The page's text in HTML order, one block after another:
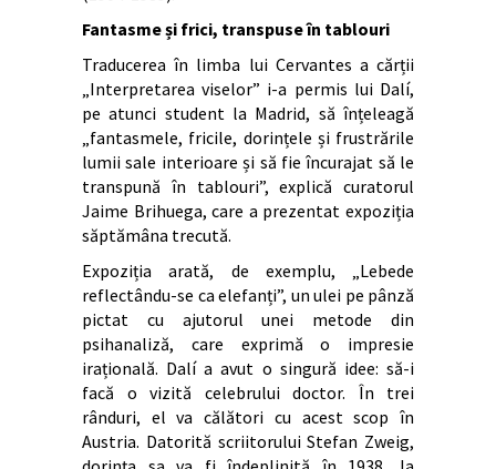
Fantasme și frici, transpuse în tablouri
Traducerea în limba lui Cervantes a cărții
„Interpretarea viselor” i-a permis lui Dalí,
pe atunci student la Madrid, să înțeleagă
„fantasmele, fricile, dorințele și frustrările
lumii sale interioare și să fie încurajat să le
transpună în tablouri”, explică curatorul
Jaime Brihuega, care a prezentat expoziția
săptămâna trecută.
Expoziția arată, de exemplu, „Lebede
reflectându-se ca elefanți”, un ulei pe pânză
pictat cu ajutorul unei metode din
psihanaliză, care exprimă o impresie
irațională. Dalí a avut o singură idee: să-i
facă o vizită celebrului doctor. În trei
rânduri, el va călători cu acest scop în
Austria. Datorită scriitorului Stefan Zweig,